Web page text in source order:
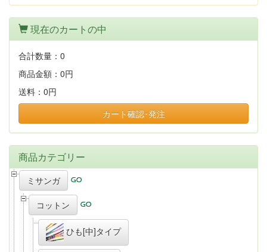
現在のカートの中
合計数量： 0
商品金額： 0円
送料： 0円
カート確認･発注
商品カテゴリー
ミサンガ
コットン
ひも[中]タイプ